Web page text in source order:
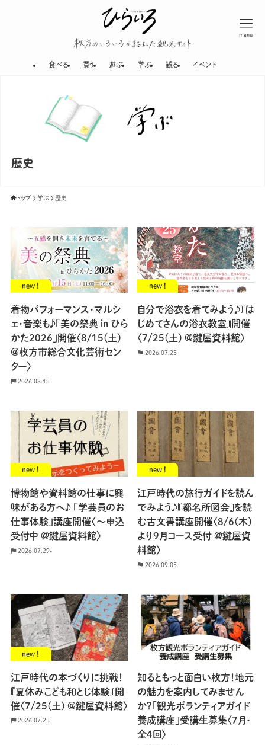
menu
食べる 買う 遊ぶ 学ぶ 観る イベント
歴史
トップ 学ぶ 歴史
new !
着物パフォーマンス・マルシ
ェ・音楽も♪「美の祭典 in ひら
かた2026」開催〈8/15(土)
@枚方市総合文化芸術セン
ター〉
2026.08.15
new !
自分で浴衣を着てみよう♪『は
じめてさんの浴衣教室』開催
〈7/25(土) @鍵屋資料館〉
2026.07.25
new !
博物館や資料館の仕事に興
味がある方へ♪ 「学芸員のお
仕事体験」講座開催〈〜申込
受付中 @鍵屋資料館〉
2026.07.29-
new !
江戸時代の旅行ガイドを読ん
でみよう♪『都名所図会』を読
む古文書講座開催〈8/6(木)
より9月コース受付 @鍵屋資
料館〉
2026.09.05
new !
江戸時代の本づくりに挑戦！
『夏休みこども和とじ体験』開
催〈7/25(土) @鍵屋資料館〉
2026.07.25
知るともっと面白い枚方！地元
の魅力を案内してみません
か？「観光ボランティアガイド
養成講座」受講生募集〈7月・
全4回〉